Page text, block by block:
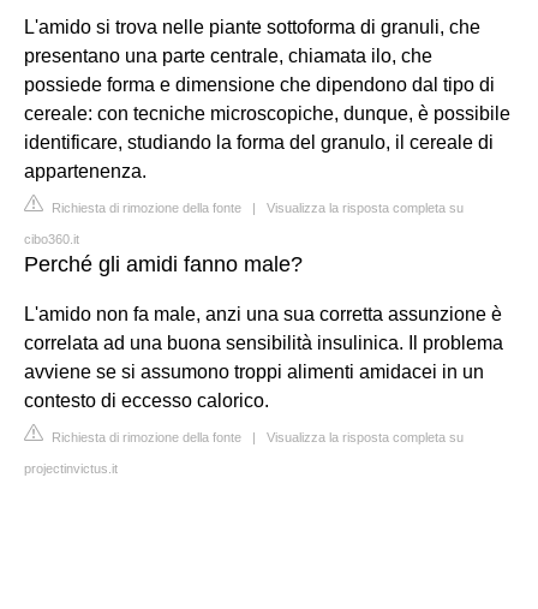
L'amido si trova nelle piante sottoforma di granuli, che
presentano una parte centrale, chiamata ilo, che
possiede forma e dimensione che dipendono dal tipo di
cereale: con tecniche microscopiche, dunque, è possibile
identificare, studiando la forma del granulo, il cereale di
appartenenza.
Richiesta di rimozione della fonte | Visualizza la risposta completa su
cibo360.it
Perché gli amidi fanno male?
L'amido non fa male, anzi una sua corretta assunzione è
correlata ad una buona sensibilità insulinica. Il problema
avviene se si assumono troppi alimenti amidacei in un
contesto di eccesso calorico.
Richiesta di rimozione della fonte | Visualizza la risposta completa su
projectinvictus.it